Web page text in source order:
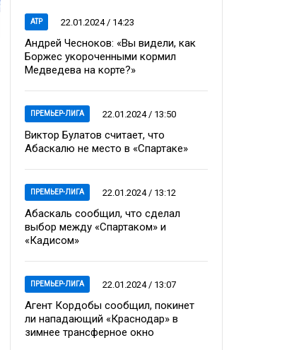
ATP 22.01.2024 / 14:23
Андрей Чесноков: «Вы видели, как
Боржес укороченными кормил
Медведева на корте?»
ПРЕМЬЕР-ЛИГА 22.01.2024 / 13:50
Виктор Булатов считает, что
Абаскалю не место в «Спартаке»
ПРЕМЬЕР-ЛИГА 22.01.2024 / 13:12
Абаскаль сообщил, что сделал
выбор между «Спартаком» и
«Кадисом»
ПРЕМЬЕР-ЛИГА 22.01.2024 / 13:07
Агент Кордобы сообщил, покинет
ли нападающий «Краснодар» в
зимнее трансферное окно